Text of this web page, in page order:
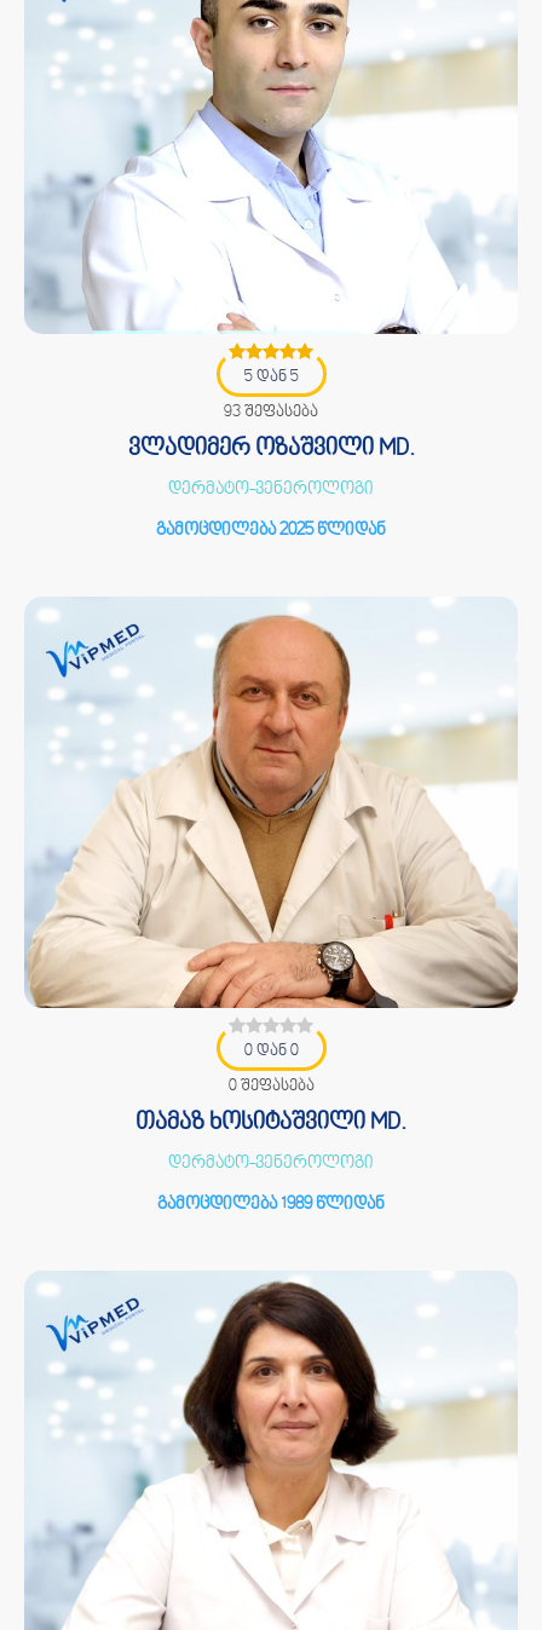
5 დან 5
93 შეფასება
ვლადიმერ ოზაშვილი MD.
დერმატო-ვენეროლოგი
გამოცდილება 2025 წლიდან
0 დან 0
0 შეფასება
თამაზ ხოსიტაშვილი MD.
დერმატო-ვენეროლოგი
გამოცდილება 1989 წლიდან